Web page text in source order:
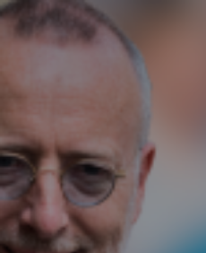
Spring